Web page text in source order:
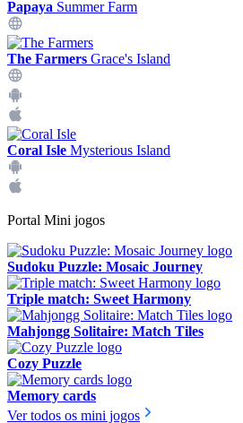
Papaya Summer Farm
The Farmers Grace's Island
Coral Isle Mysterious Island
Portal Mini jogos
Sudoku Puzzle: Mosaic Journey
Triple match: Sweet Harmony
Mahjongg Solitaire: Match Tiles
Cozy Puzzle
Memory cards
Ver todos os mini jogos